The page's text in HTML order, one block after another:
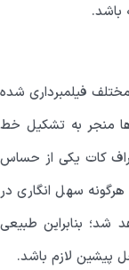
باشد.
فیلمبرداری شده
منجر به تشکیل خط
راف کات یکی از حساس
سهل انگاری در
شد؛ بنابراین طبیعی
پیشین لازم باشد.